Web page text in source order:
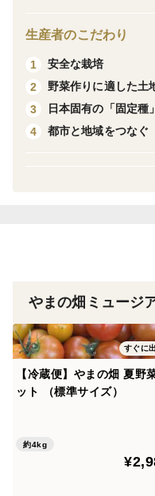
ルッコラ
、ミズナ、チジミほ
（上記は一例です、
のラ
インナップとなりま
生産者のこだわり
1
安全な栽培
2
野菜作りに適した土
3
日本固有の「固定種」
4
都市と地域をつなぐ
やまの畑ミュージ
すぐに
【冷蔵便】やまの畑 夏野
ット （標準サイズ）
約4kg